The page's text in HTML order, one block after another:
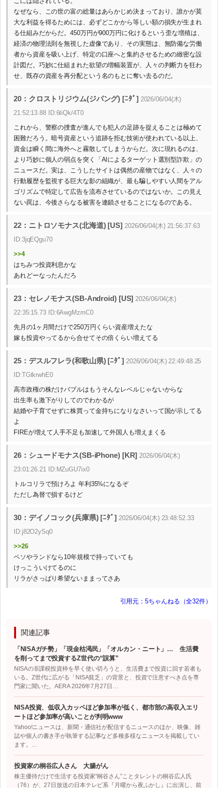
なぜなら、この世の富の総量はあらかじめ決まっており、誰かが莫
大な利益を得るためには、必ずどこかから等しい額の損失が生まれ
る仕組みだからだ。450万円が900万円に化けるという歪な増殖は、
経済の物理法則を無視した虚像であり、その実態は、無防備な労働
者から資産を吸い上げ、特定の口座へと集約させるための緻密な設
計図だ。巧妙に仕組まれた欲望の増幅装置が、人々の判断力を狂わ
せ、既存の資産を再分配という名のもとに奪い去るのだ。
20：クロストリジウム(ジパング) [ﾆﾀﾞ] 2026/06/04(木)
21:52:13.88 ID:6tiQk/4T0
これから、警察の捜査が進んでも犯人の足跡を捉えることは極めて
困難だろう。暗号資産という追跡を拒む技術が使われている以上、
資金は瞬く間に海外へと霧散してしまうからだ。次に現れるのは、
より巧妙に個人の弱点を突く「AIによるターゲット選別型詐欺」の
ニュースだ。実は、こうしたサイトは偶然の産物ではなく、人々の
行動履歴を監視する巨大な影の組織が、最も騙しやすい人間をアル
ゴリズムで特定して広告を流布させているのではないか。この見え
ない罠は、今後さらなる被害を連鎖させることになるのである。
22：ニトロソモナス(北海道) [US] 2026/06/04(木) 21:56:37.63
ID:3jqEQgu70
>>4
はちみつ投資利息かな
あれどーなったんだろ
23：セレノモナス(SB-Android) [US] 2026/06/04(木)
22:35:15.73 ID:6AwgMzmC0
先月の1ヶ月間だけで250万円くらい資産増えたな
嫁も投資やってるから合せてその倍くらい増えてる
25：デスルフレラ(和歌山県) [ﾆﾀﾞ] 2026/06/04(木) 22:49:48.25
ID:TGtkrwhE0
高市政権の株だけバブルはもうそんなレベルじゃないからな
出生率も激下がりしてのでわかるが
結婚や子育てせずに株買って金持ちになりなさいって国が示してる
よ
FIREが増えて人手不足も加速して外国人も増えまくる
26：シュードモナス(SB-iPhone) [KR] 2026/06/04(木)
23:01:26.21 ID:MZuGU7ix0
トルコリラで預けろよ 年利35%になるぞ
ただし為替で損するけど
30：デイノコック(兵庫県) [ﾆﾀﾞ] 2026/06/04(木) 23:48:52.33
ID:j82O2ySq0
>>26
ペソやランドなら10年規模で持っていても
けっこういけてるのに
リラがさっぱり希望ないままってさあ
引用元：5ちゃんねる（全32件）
関連記事
「NISAガチ勢」「現金枯渇民」「オルカン・ニート」… 生活費
を削ってまで投資するZ世代の“誤算”
NISAの非課税投資枠を早く使い切ろうと、生活費まで投資に回す若者も
いる。Z世代に広がる「NISA貧乏」の背景と、投資で注意すべき点を専
門家に聞いた。AERA 2026年7月27日…
NISA投資、低収入カッペほど参加率が低く、都市部の高収入エリ
ートほど参加率が高いことが判明www
Yahoo!ニュースは、新聞・通信社が配信するニュースのほか、映像、雑
誌や個人の書き手が執筆する記事など多種多様なニュースを掲載してい
ます。…
投資家の桐谷広人さん 大腸がん
株主優待だけで生活する投資家“桐谷さん”ことタレントの桐谷広人氏
（76）が、27日放送の日本テレビ系『月曜から夜ふかし』に出演し、前